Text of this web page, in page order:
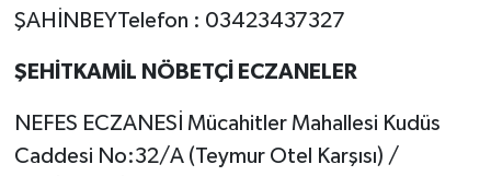
ŞAHİNBEYTelefon : 03423437327
ŞEHİTKAMİL NÖBETÇİ ECZANELER
NEFES ECZANESİ Mücahitler Mahallesi Kudüs
Caddesi No:32/A (Teymur Otel Karşısı) /